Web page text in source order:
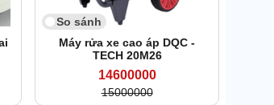
So sánh
Máy rửa xe cao áp DQC -
TECH 20M26
14600000
15000000